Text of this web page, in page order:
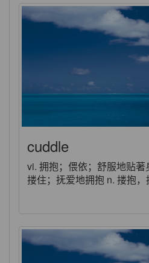
cuddle
vi. 拥抱；偎依；舒服地贴
搂住；抚爱地拥抱 n. 搂抱，